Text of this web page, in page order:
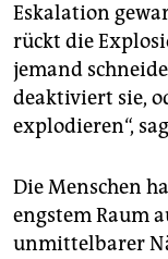
Eskalation
rückt die
jemand
deaktiviert sie,
explodieren“,
Die Menschen
engstem Raum
unmittelbarer